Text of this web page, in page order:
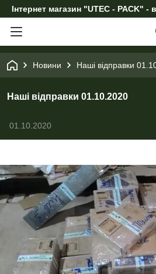
Інтернет магазин "UTEC - PACK"
Новини Наші відправки
Наші відправки 01.10.2020
01.10.2020